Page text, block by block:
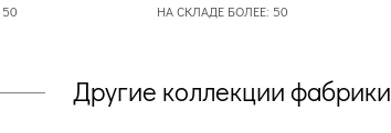
50 НА СКЛАДЕ БОЛЕЕ: 50
Другие коллекции фабрики